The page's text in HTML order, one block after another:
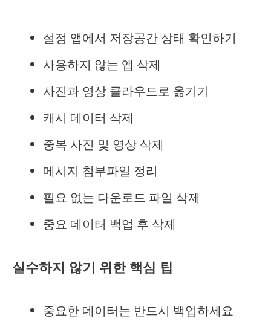
설정 앱에서 저장공간 상태 확인하기
사용하지 않는 앱 삭제
사진과 영상 클라우드로 옮기기
캐시 데이터 삭제
중복 사진 및 영상 삭제
메시지 첨부파일 정리
필요 없는 다운로드 파일 삭제
중요 데이터 백업 후 삭제
실수하지 않기 위한 핵심 팁
중요한 데이터는 반드시 백업하세요